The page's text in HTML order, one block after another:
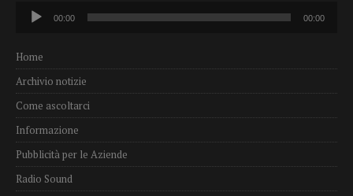
Audio
Player
00:00 00:00
Home
Archivio notizie
Come ascoltarci
Informazione
Pubblicità per le Aziende
Radio Sound